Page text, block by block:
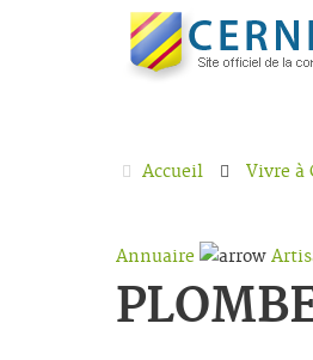
Accueil Vivre à
Annuaire